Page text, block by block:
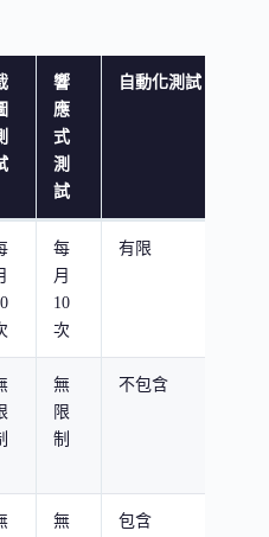
響
應
式
測
試
自動化測試
每
月
10
次
有限
無
限
制
不包含
無
包含